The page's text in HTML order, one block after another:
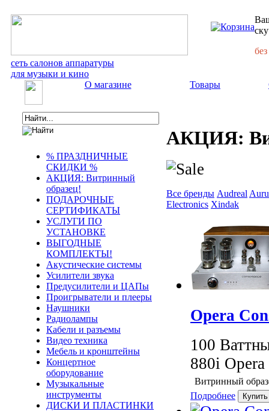
сеть салонов аппаратуры
для музыки и кино
О магазине Товары
% ПРАЗДНИЧНЫЕ
СКИДКИ %
АКЦИЯ: Витринный
образец!
ПОДАРОЧНЫЕ
СЕРТИФИКАТЫ
УСЛУГИ ПО
УСТАНОВКЕ
ВЫГОДНЫЕ
КОМПЛЕКТЫ!
Акустические системы
Усилители звука
Предусилители и ЦАПы
Проигрыватели и плееры
Наушники
Радиолампы
Кабели и разъемы
Видео техника
Мебель и кронштейны
Концертное
оборудование
Музыкальные
инструменты
ДИСКИ И ПЛАСТИНКИ
АКЦИЯ:
Все бренды Audreal
Electronics Xindak
Opera
100
880i Opera
Витринный
Подробнее